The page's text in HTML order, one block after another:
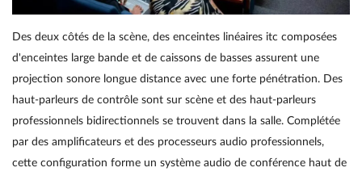
Des deux côtés de la scène, des enceintes linéaires itc composées
d'enceintes large bande et de caissons de basses assurent une
projection sonore longue distance avec une forte pénétration. Des
haut-parleurs de contrôle sont sur scène et des haut-parleurs
professionnels bidirectionnels se trouvent dans la salle. Complétée
par des amplificateurs et des processeurs audio professionnels,
cette configuration forme un système audio de conférence haut de